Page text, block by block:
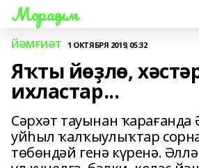
Мораҙым
ЙӘМҒИӘТ 1 ОКТЯБРЯ 2019, 05:32
Яҡты йөҙлө,
ихластар...
Сәрхәт тауынан
уйһыл ҡалҡыулыҡтар
төбөндәй генә күренә.